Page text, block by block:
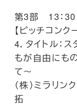
第3部 13：30
【ピッチコンク
4．タイトル：
もが自由にも
て～
（株）ミラリ
拓